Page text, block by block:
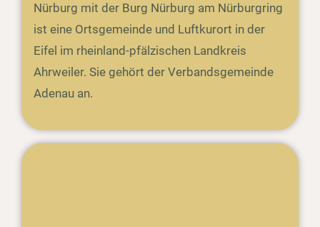
Nürburg mit der Burg Nürburg am Nürburgring
ist eine Ortsgemeinde und Luftkurort in der
Eifel im rheinland-pfälzischen Landkreis
Ahrweiler. Sie gehört der Verbandsgemeinde
Adenau an.